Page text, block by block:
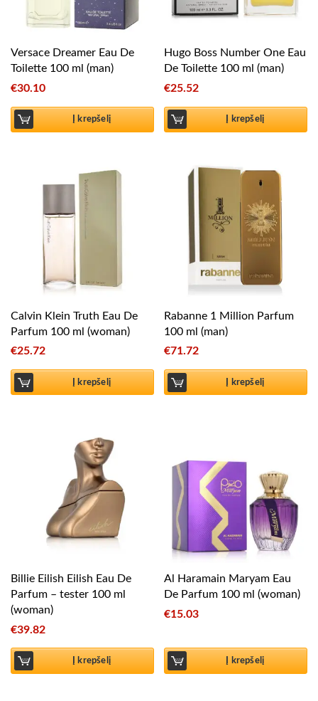
Versace Dreamer Eau De
Toilette 100 ml (man)
€30.10
Į krepšelį
Hugo Boss Number One Eau
De Toilette 100 ml (man)
€25.52
Į krepšelį
Calvin Klein Truth Eau De
Parfum 100 ml (woman)
€25.72
Į krepšelį
Rabanne 1 Million Parfum
100 ml (man)
€71.72
Į krepšelį
Billie Eilish Eilish Eau De
Parfum – tester 100 ml
(woman)
€39.82
Į krepšelį
Al Haramain Maryam Eau
De Parfum 100 ml (woman)
€15.03
Į krepšelį